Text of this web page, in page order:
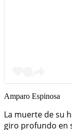
Amparo Espinosa
La muerte de su
giro profundo en